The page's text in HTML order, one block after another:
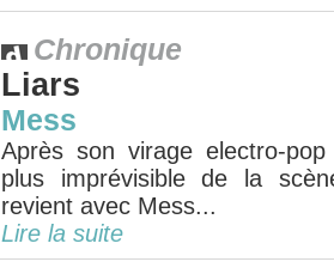
Chronique
Liars
Mess
Après son virage electro-
plus imprévisible de la
revient avec Mess...
Lire la suite